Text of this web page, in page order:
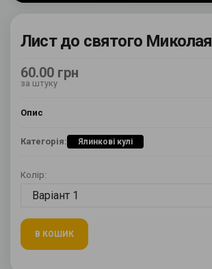
Лист до святого Миколая
60.00 грн
за штуку
Опис
Категорія: Ялинкові кулі
Колір:
В КОШИК